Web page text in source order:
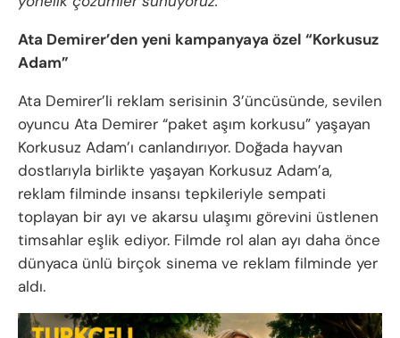
Ata Demirer’den yeni kampanyaya özel “Korkusuz
Adam”
Ata Demirer’li reklam serisinin 3’üncüsünde, sevilen
oyuncu Ata Demirer “paket aşım korkusu” yaşayan
Korkusuz Adam’ı canlandırıyor. Doğada hayvan
dostlarıyla birlikte yaşayan Korkusuz Adam’a,
reklam filminde insansı tepkileriyle sempati
toplayan bir ayı ve akarsu ulaşımı görevini üstlenen
timsahlar eşlik ediyor. Filmde rol alan ayı daha önce
dünyaca ünlü birçok sinema ve reklam filminde yer
aldı.